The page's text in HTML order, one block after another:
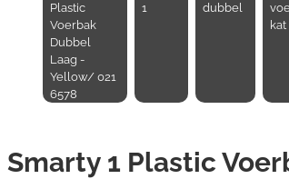
Plastic
Voerbak
Dubbel
Laag -
Yellow/ 021
6578
1
dubbel
kat
Smarty 1 Plastic